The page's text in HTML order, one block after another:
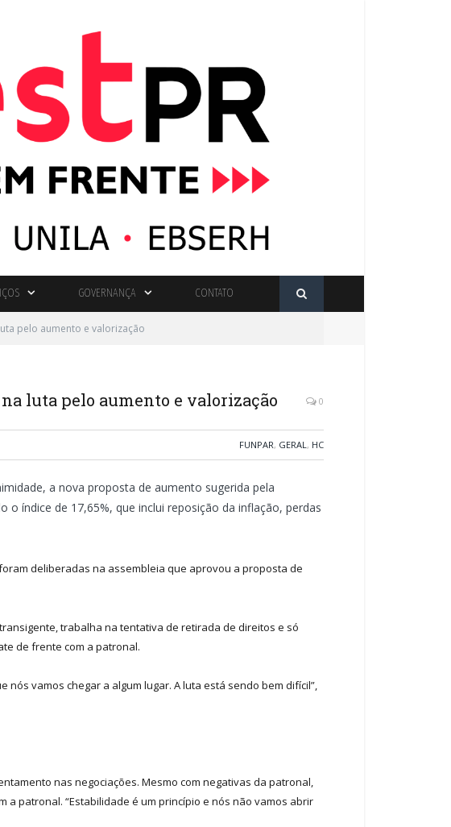
GOVERNANÇA CONTATO
pelo aumento e valorização
luta pelo aumento e valorização 0
FUNPAR, GERAL, HC
a nova proposta de aumento sugerida pela
índice de 17,65%, que inclui reposição da inflação, perdas
deliberadas na assembleia que aprovou a proposta de
trabalha na tentativa de retirada de direitos e só
de frente com a patronal.
vamos chegar a algum lugar. A luta está sendo bem difícil”,
nas negociações. Mesmo com negativas da patronal,
patronal. “Estabilidade é um princípio e nós não vamos abrir